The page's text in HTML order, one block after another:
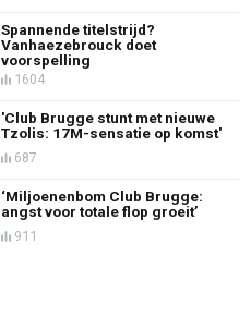
Spannende titelstrijd?
Vanhaezebrouck doet
voorspelling
1604
'Club Brugge stunt met nieuwe
Tzolis: 17M-sensatie op komst'
687
‘Miljoenenbom Club Brugge:
angst voor totale flop groeit’
911